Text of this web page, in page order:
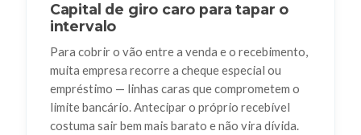
Capital de giro caro para tapar o
intervalo
Para cobrir o vão entre a venda e o recebimento,
muita empresa recorre a cheque especial ou
empréstimo — linhas caras que comprometem o
limite bancário. Antecipar o próprio recebível
costuma sair bem mais barato e não vira dívida.